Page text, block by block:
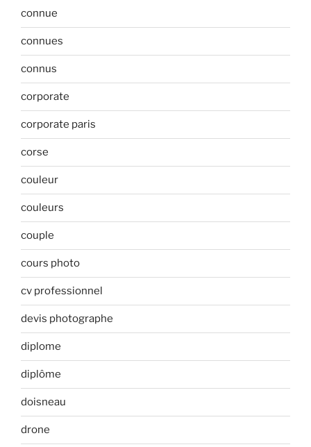
connue
connues
connus
corporate
corporate paris
corse
couleur
couleurs
couple
cours photo
cv professionnel
devis photographe
diplome
diplôme
doisneau
drone